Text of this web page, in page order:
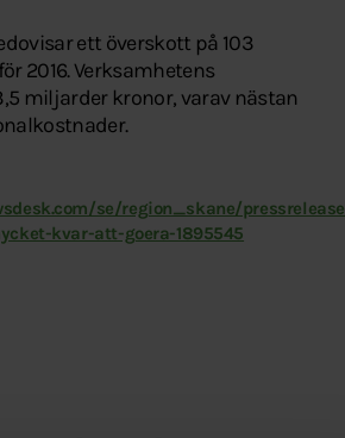
ett överskott på 103
2016. Verksamhetens
miljarder kronor, varav nästan
se/region_skane/
kvar-att-goera-1895545